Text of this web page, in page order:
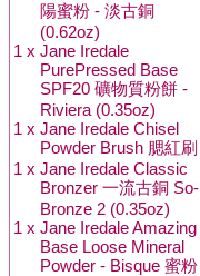
陽蜜粉 - 淡古銅
(0.62oz)
1 x Jane Iredale
PurePressed Base
SPF20 礦物質粉餅 -
Riviera (0.35oz)
1 x Jane Iredale Chisel
Powder Brush 腮紅刷
1 x Jane Iredale Classic
Bronzer 一流古銅 So-
Bronze 2 (0.35oz)
1 x Jane Iredale Amazing
Base Loose Mineral
Powder - Bisque 蜜粉